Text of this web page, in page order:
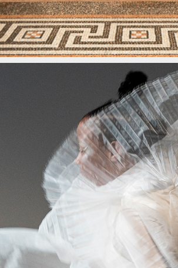
WASSER UND ICH
2022